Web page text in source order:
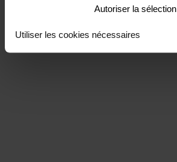
Autoriser la sélection
Utiliser les cookies nécessaires